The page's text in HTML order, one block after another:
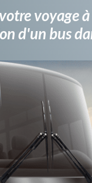
voyage
d'un bus